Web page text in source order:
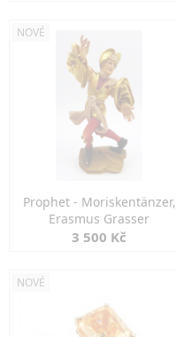
NOVÉ
Prophet - Moriskentänzer,
Erasmus Grasser
3 500 Kč
NOVÉ